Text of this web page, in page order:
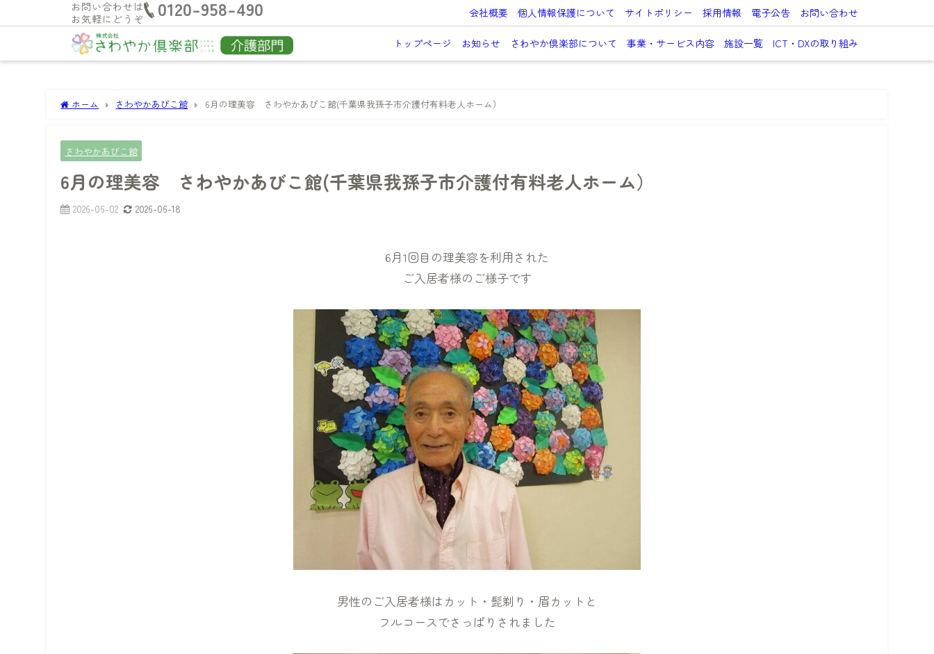
お問い合わせは
お気軽にどうぞ
0120-958-490 会社概要 個人情報保護について サイトポリシー 採用情報 電子公告 お問い合わせ
トップページ お知らせ さわやか倶楽部について 事業・サービス内容 施設一覧 ICT・DXの取り組み
ホーム さわやかあびこ館 6月の理美容 さわやかあびこ館(千葉県我孫子市介護付有料老人ホーム）
さわやかあびこ館
6月の理美容 さわやかあびこ館(千葉県我孫子市介護付有料老人ホーム）
2026-06-02 2026-06-18
6月1回目の理美容を利用された
ご入居者様のご様子です
男性のご入居者様はカット・髭剃り・眉カットと
フルコースでさっぱりされました